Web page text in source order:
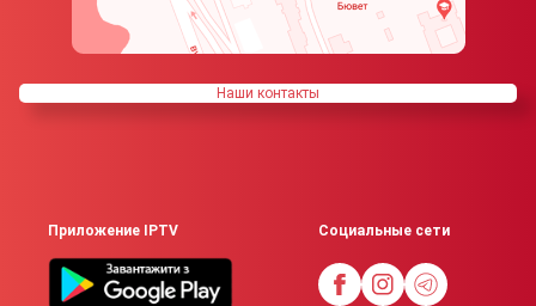
Наши контакты
Приложение IPTV Социальные сети